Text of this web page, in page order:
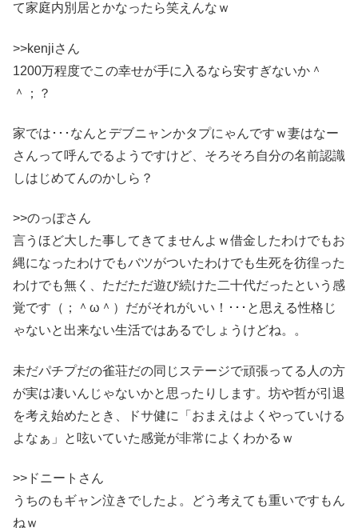
て家庭内別居とかなったら笑えんなｗ
>>kenjiさん
1200万程度でこの幸せが手に入るなら安すぎないか＾
＾；？
家では･･･なんとデブニャンかタプにゃんですｗ妻はなー
さんって呼んでるようですけど、そろそろ自分の名前認識
しはじめてんのかしら？
>>のっぽさん
言うほど大した事してきてませんよｗ借金したわけでもお
縄になったわけでもバツがついたわけでも生死を彷徨った
わけでも無く、ただただ遊び続けた二十代だったという感
覚です（；＾ω＾）だがそれがいい！･･･と思える性格じ
ゃないと出来ない生活ではあるでしょうけどね。。
未だパチプだの雀荘だの同じステージで頑張ってる人の方
が実は凄いんじゃないかと思ったりします。坊や哲が引退
を考え始めたとき、ドサ健に「おまえはよくやっていける
よなぁ」と呟いていた感覚が非常によくわかるｗ
>>ドニートさん
うちのもギャン泣きでしたよ。どう考えても重いですもん
ねｗ